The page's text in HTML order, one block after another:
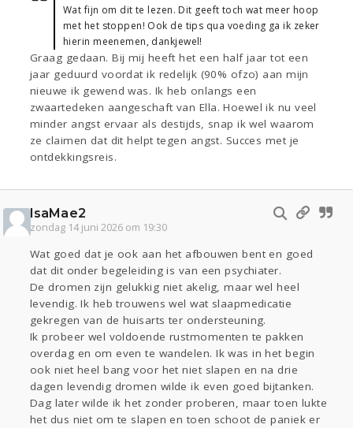
Wat fijn om dit te lezen. Dit geeft toch wat meer hoop
met het stoppen! Ook de tips qua voeding ga ik zeker
hierin meenemen, dankjewel!
Graag gedaan. Bij mij heeft het een half jaar tot een
jaar geduurd voordat ik redelijk (90% ofzo) aan mijn
nieuwe ik gewend was. Ik heb onlangs een
zwaartedeken aangeschaft van Ella. Hoewel ik nu veel
minder angst ervaar als destijds, snap ik wel waarom
ze claimen dat dit helpt tegen angst. Succes met je
ontdekkingsreis.
IsaMae2
zondag 14 juni 2026 om 19:30
Wat goed dat je ook aan het afbouwen bent en goed
dat dit onder begeleiding is van een psychiater.
De dromen zijn gelukkig niet akelig, maar wel heel
levendig. Ik heb trouwens wel wat slaapmedicatie
gekregen van de huisarts ter ondersteuning.
Ik probeer wel voldoende rustmomenten te pakken
overdag en om even te wandelen. Ik was in het begin
ook niet heel bang voor het niet slapen en na drie
dagen levendig dromen wilde ik even goed bijtanken.
Dag later wilde ik het zonder proberen, maar toen lukte
het dus niet om te slapen en toen schoot de paniek er